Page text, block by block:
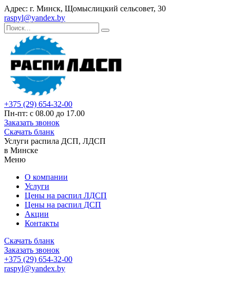
Адрес: г. Минск, Щомыслицкий сельсовет, 30
raspyl@yandex.by
+375 (29) 654-32-00
Пн-пт: с 08.00 до 17.00
Заказать звонок
Скачать бланк
Услуги распила ДСП, ЛДСП
в Минске
Меню
О компании
Услуги
Цены на распил ЛДСП
Цены на распил ДСП
Акции
Контакты
Скачать бланк
Заказать звонок
+375 (29) 654-32-00
raspyl@yandex.by